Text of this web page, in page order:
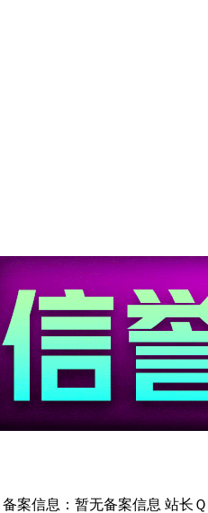
备案信息： 暂无备案信息 站长Ｑ